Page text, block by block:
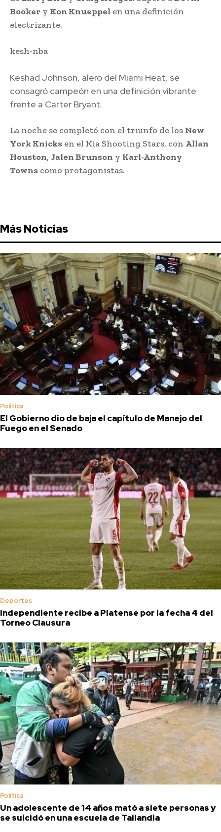
Booker y Kon Knueppel en una definición
electrizante.
kesh-nba
Keshad Johnson, alero del Miami Heat, se
consagró campeón en una definición vibrante
frente a Carter Bryant.
La noche se completó con el triunfo de los New
York Knicks en el Kia Shooting Stars, con Allan
Houston, Jalen Brunson y Karl-Anthony
Towns como protagonistas.
Más Noticias
Política
El Gobierno dio de baja el capítulo de Manejo del
Fuego en el Senado
Deportes
Independiente recibe a Platense por la fecha 4 del
Torneo Clausura
Política
Un adolescente de 14 años mató a siete personas y
se suicidó en una escuela de Tailandia